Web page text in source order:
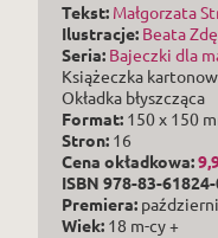
Tekst: Małgorzata
Ilustracje: Beata
Seria: Bajeczki dla
Książeczka
Okładka błyszcząca
Format: 150 x 150
Stron: 16
Cena okładkowa:
ISBN 978-83-
Premiera:
Wiek: 18 m-cy +